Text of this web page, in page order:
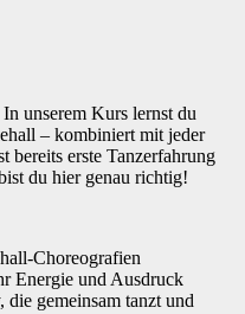
unserem Kurs lernst du
– kombiniert mit jeder
bereits erste Tanzerfahrung
du hier genau richtig!
Choreografien
Energie und Ausdruck
gemeinsam tanzt und